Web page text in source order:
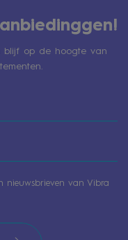
blijf op de hoogte van
nieuwsbrieven van Vibra